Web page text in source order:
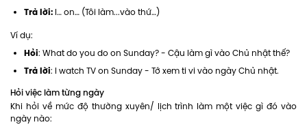
Trả lời: I… on… (Tôi làm...vào thứ…)
Ví dụ:
Hỏi: What do you do on Sunday? - Cậu làm gì vào Chủ nhật thế?
Trả lời: I watch TV on Sunday - Tớ xem ti vi vào ngày Chủ nhật.
Hỏi việc làm từng ngày
Khi hỏi về mức độ thường xuyên/ lịch trình làm một việc gì đó vào
ngày nào: